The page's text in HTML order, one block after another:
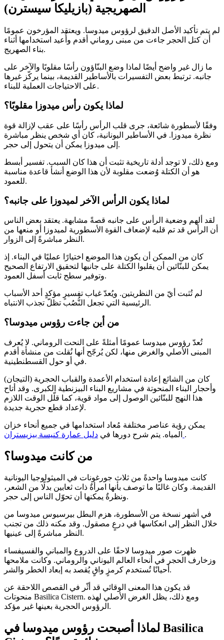
الصهريجية (بازيليكا سيسترن)
لم يتم تأكيد الأصل الدقيق لرؤوس ميدوسا. ويعتقد المؤرخون عمومًا
أن كتل الحجر جاءت من مبنى روماني أقدم وأُعيد استخدامها أثناء
بناء الصهريج.
ما زال غير واضح أيضًا لماذا وضع البنّاؤون رأسًا مقلوبًا والآخر على
جانبه. ترتبط بعض التفسيرات بالأساطير القديمة، بينما يركّز غيرها
على الاحتياجات العملية للبناء.
لماذا يكون رأس ميدوزا مقلوبًا؟
وفقًا لأسطورة شائعة، جرى قلب الرأس رأسًا على عقب لإزالة قوة
نظرة ميدوزا. في الأساطير اليونانية، كان أي شخص ينظر مباشرة
إلى ميدوزا يمكن أن يتحول إلى حجر.
ومع ذلك، لا توجد أدلة تاريخية تثبت أن هذا كان السبب. تفسير أبسط
هو أن الكتلة وُضعت مقلوبة لأن هذا الوضع أنشأ قاعدة مناسبة
للعمود.
لماذا يكون الرأس الآخر لميدوزا على جانبه؟
لقد ألهم وضعية الرأس على جانبه قصةً مشابهة. يعتقد بعض الناس
أن الرأس قد تم قلبه لإضعاف القوة الأسطورية لميدوزا أو منعها من
النظر مباشرةً إلى الزوار.
كان من الممكن أن يكون هذا الموضع اختيارًا عمليًا في البناء. إذ
يمكن للبنّائين أن يقلبوا الكتلة على جانبها لتحقيق الارتفاع الصحيح
وتوفير سطح ثابت أسفل العمود.
لم تُثبت أيّ من النظريتين. ويُعدّ غياب تفسيرٍ مؤكدٍ أحد الأسباب
الرئيسية التي تجعل النُّصُب تظلّ تجذب الانتباه.
من أين جاءت رؤوس ميدوسا؟
تُعدّ رؤوس ميدوسا عمومًا أمثلةً على النحت الروماني. لا يُعرف
المبنى الأصلي والغرض منها، لكن يُرجّح أنها نُقلت من منشأة أقدم
في أو حول القسطنطينية.
كان من الشائع إعادة استخدام الأعمدة والقباب الحجرية (التيجان)
وأحجار البناء المنحوتة في مشاريع البناء البيزنطية الكبرى. وقد أتاح
هذا النهج للبنّائين الوصول إلى مواد قوية، كما قلّل الوقت اللازم
لإعداد قطع حجرية جديدة.
يمكن رؤية عناصر مختلفة مُعاد استخدامها في جميع أنحاء خزان
المياه. يتم شرح دورها في .
من كانت ميدوسا؟
كانت ميدوسا واحدةً من ثلاث جورغونات في الميثولوجيا اليونانية
القديمة. وكان غالبًا ما توصف بأنها امرأةٌ ذات ثعابين بدلًا من الشعر،
ونظرةٌ يمكنها أن تحوّل الناس إلى حجر.
في أشهر نسخة من الأسطورة، هزم البطل بيرسيوس ميدوسا من
خلال النظر إلى انعكاسها في درعٍ مصقول. وقد مكنه ذلك من تجنب
النظر مباشرةً إلى عينيها.
ظهرت صور ميدوسا لاحقًا على الدروع والمباني والفسيفساء
وزخارف الحجر في أنحاء العالم اليوناني والروماني. وكانت ملامحها
أحيانًا تُستخدم كرمزٍ واقٍ يُقصد به إبعاد الخطر والشر.
قد يكون هذا المعنى الوقائي قد أثّر في القصص اللاحقة عن
منحوتات Basilica Cistern. ومع ذلك، يظل الغرض الأصلي لهذه
الرؤوس الحجرية بعينها غير مؤكد.
لماذا أصبحت رؤوس ميدوسا في Basilica